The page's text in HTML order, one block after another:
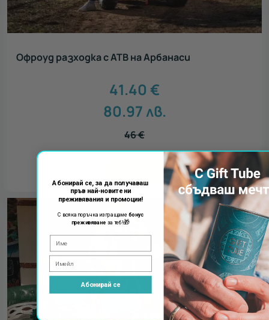
Офроуд разходка с АТВ на Арбанаси
41.40 €
80.97лв.
46€
Абонирай се, за да получаваш
пръв най-новите ни
преживявания и промоции!
С всяка поръчка изпращаме бонус
преживяванеза теб!🎁
Абонирай се